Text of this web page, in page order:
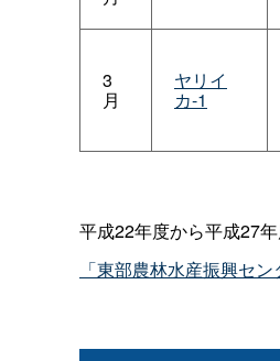
3
月
ヤリイ
カ-1
平成22年度から平成27
「東部農林水産振興セ